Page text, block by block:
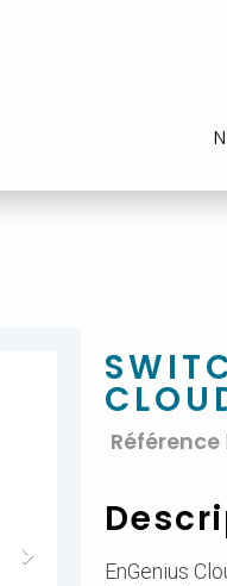
Référence
EnGenius